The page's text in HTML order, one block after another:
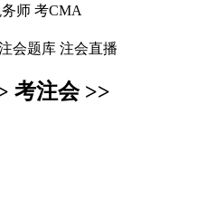
师 考CMA
会题库 注会直播
考注会 >>